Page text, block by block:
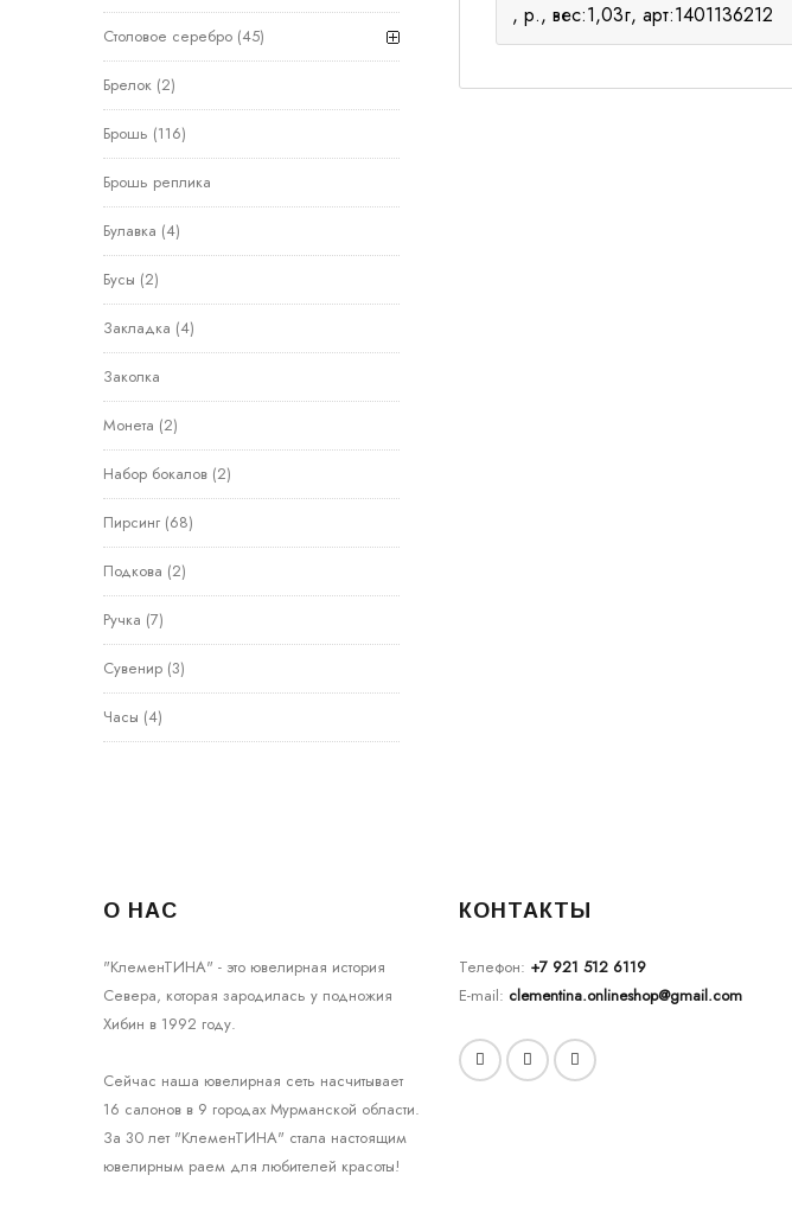
, р., вес:1,03г, арт:1401136212
Столовое серебро (45)
Брелок (2)
Брошь (116)
Брошь реплика
Булавка (4)
Бусы (2)
Закладка (4)
Заколка
Монета (2)
Набор бокалов (2)
Пирсинг (68)
Подкова (2)
Ручка (7)
Сувенир (3)
Часы (4)
О НАС
"КлеменТИНА" - это ювелирная история
Севера, которая зародилась у подножия
Хибин в 1992 году.
Сейчас наша ювелирная сеть насчитывает
16 салонов в 9 городах Мурманской области.
За 30 лет "КлеменТИНА" стала настоящим
ювелирным раем для любителей красоты!
КОНТАКТЫ
Телефон: +7 921 512 6119
E-mail: clementina.onlineshop@gmail.com